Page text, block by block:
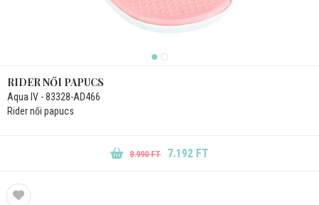
RIDER NŐI PAPUCS
Aqua IV - 83328-AD466
Rider női papucs
8.990 FT 7.192 FT